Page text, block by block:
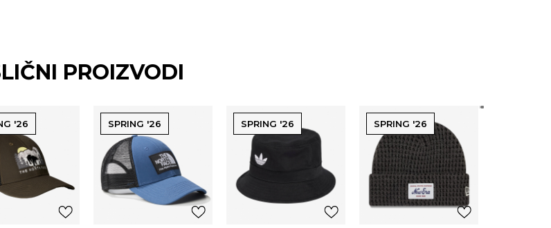
PROIZVODI
'26 SPRING '26 SPRING '26 SPRING '26